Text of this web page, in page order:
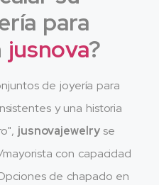
para
jusnova?
de joyería para
y una historia
jusnovajewelryse
con capacidad
de chapado en